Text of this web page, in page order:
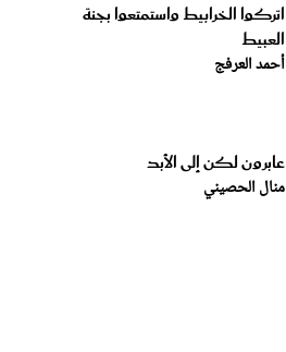
اتركوا الخرابيط واستمتعوا بجنة
العبيط
أحمد العرفج
عابرون لكن إلى الأبد
منال الحصيني